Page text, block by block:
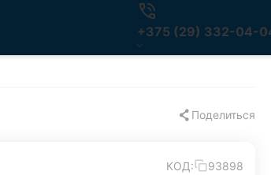
+375 (29) 332-04-
Поделиться
КОД: 93898